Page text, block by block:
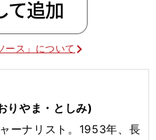
ース」について
りやま・としみ)
ーナリスト。1953年、長